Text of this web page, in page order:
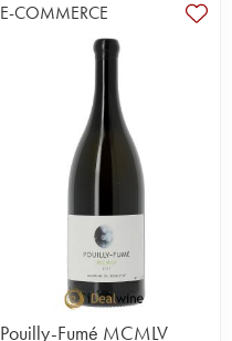
E-COMMERCE
Pouilly-Fumé MCMLV